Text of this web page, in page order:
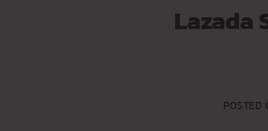
Lazada
POSTED